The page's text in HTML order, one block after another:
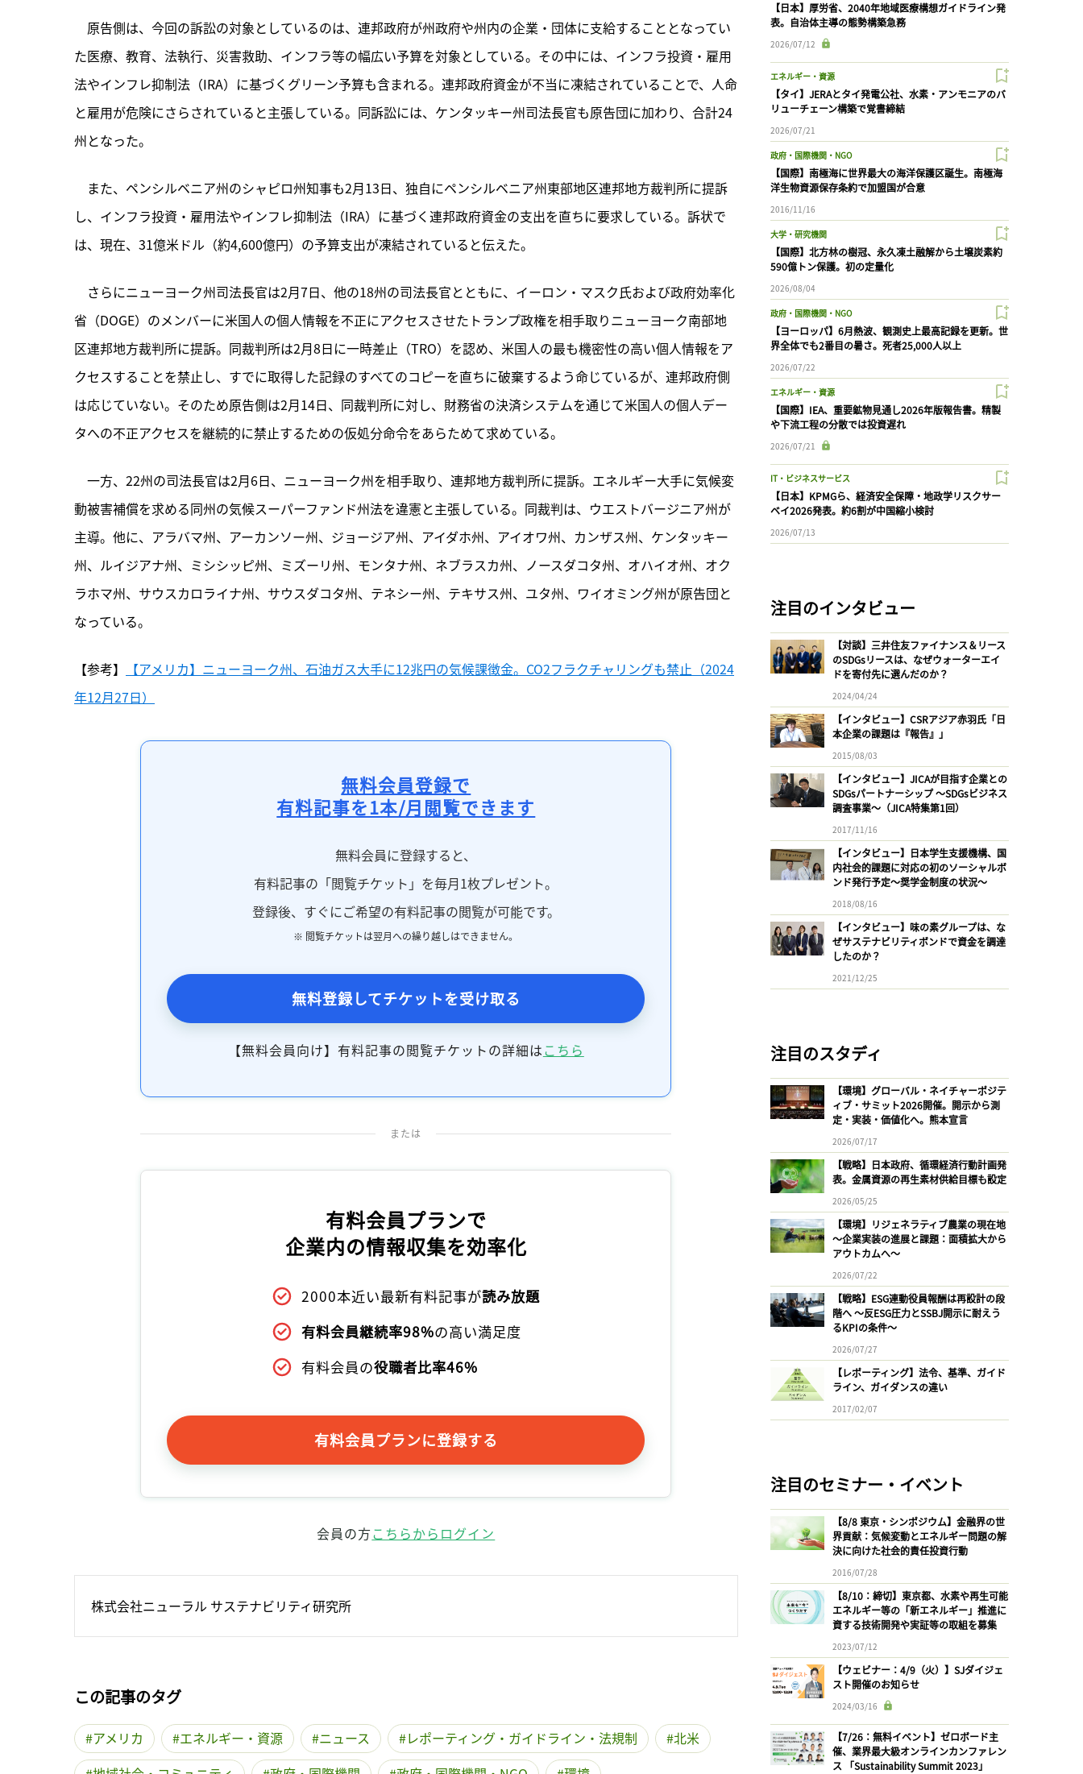
原告側は、今回の訴訟の対象としているのは、連邦政府が州政府や州内の企業・団体に支給することとなってい
た医療、教育、法執行、災害救助、インフラ等の幅広い予算を対象としている。その中には、インフラ投資・雇用
法やインフレ抑制法（IRA）に基づくグリーン予算も含まれる。連邦政府資金が不当に凍結されていることで、人命
と雇用が危険にさらされていると主張している。同訴訟には、ケンタッキー州司法長官も原告団に加わり、合計24
州となった。
また、ペンシルベニア州のシャピロ州知事も2月13日、独自にペンシルベニア州東部地区連邦地方裁判所に提訴
し、インフラ投資・雇用法やインフレ抑制法（IRA）に基づく連邦政府資金の支出を直ちに要求している。訴状で
は、現在、31億米ドル（約4,600億円）の予算支出が凍結されていると伝えた。
さらにニューヨーク州司法長官は2月7日、他の18州の司法長官とともに、イーロン・マスク氏および政府効率化
省（DOGE）のメンバーに米国人の個人情報を不正にアクセスさせたトランプ政権を相手取りニューヨーク南部地
区連邦地方裁判所に提訴。同裁判所は2月8日に一時差止（TRO）を認め、米国人の最も機密性の高い個人情報をア
クセスすることを禁止し、すでに取得した記録のすべてのコピーを直ちに破棄するよう命じているが、連邦政府側
は応じていない。そのため原告側は2月14日、同裁判所に対し、財務省の決済システムを通じて米国人の個人デー
タへの不正アクセスを継続的に禁止するための仮処分命令をあらためて求めている。
一方、22州の司法長官は2月6日、ニューヨーク州を相手取り、連邦地方裁判所に提訴。エネルギー大手に気候変
動被害補償を求める同州の気候スーパーファンド州法を違憲と主張している。同裁判は、ウエストバージニア州が
主導。他に、アラバマ州、アーカンソー州、ジョージア州、アイダホ州、アイオワ州、カンザス州、ケンタッキー
州、ルイジアナ州、ミシシッピ州、ミズーリ州、モンタナ州、ネブラスカ州、ノースダコタ州、オハイオ州、オク
ラホマ州、サウスカロライナ州、サウスダコタ州、テネシー州、テキサス州、ユタ州、ワイオミング州が原告団と
なっている。
【参考】
【アメリカ】ニューヨーク州、石油ガス大手に12兆円の気候課徴金。CO2フラクチャリングも禁止（2024
年12月27日）
無料会員登録で
有料記事を1本/月閲覧できます
無料会員に登録すると、
有料記事の「閲覧チケット」を毎月1枚プレゼント。
登録後、すぐにご希望の有料記事の閲覧が可能です。
※ 閲覧チケットは翌月への繰り越しはできません。
無料登録してチケットを受け取る
【無料会員向け】有料記事の閲覧チケットの詳細はこちら
または
有料会員プランで
企業内の情報収集を効率化
2000本近い最新有料記事が読み放題
有料会員継続率98%の高い満足度
有料会員の役職者比率46%
有料会員プランに登録する
会員の方こちらからログイン
株式会社ニューラル サステナビリティ研究所
この記事のタグ
アメリカ エネルギー・資源 ニュース レポーティング・ガイドライン・法規制
北米
【日本】厚労省、2040年地域医療構想ガイドライン発
表。自治体主導の態勢構築急務
2026/07/12
エネルギー・資源
【タイ】JERAとタイ発電公社、水素・アンモニアのバ
リューチェーン構築で覚書締結
2026/07/21
政府・国際機関・NGO
【国際】南極海に世界最大の海洋保護区誕生。南極海
洋生物資源保存条約で加盟国が合意
2016/11/16
大学・研究機関
【国際】北方林の樹冠、永久凍土融解から土壌炭素約
590億トン保護。初の定量化
2026/08/04
政府・国際機関・NGO
【ヨーロッパ】6月熱波、観測史上最高記録を更新。世
界全体でも2番目の暑さ。死者25,000人以上
2026/07/22
エネルギー・資源
【国際】IEA、重要鉱物見通し2026年版報告書。精製
や下流工程の分散では投資遅れ
2026/07/21
IT・ビジネスサービス
【日本】KPMGら、経済安全保障・地政学リスクサー
ベイ2026発表。約6割が中国縮小検討
2026/07/13
注目のインタビュー
【対談】三井住友ファイナンス＆リース
のSDGsリースは、なぜウォーターエイ
ドを寄付先に選んだのか？
2024/04/24
【インタビュー】CSRアジア赤羽氏「日
本企業の課題は『報告』」
2015/08/03
【インタビュー】JICAが目指す企業との
SDGsパートナーシップ 〜SDGsビジネス
調査事業〜（JICA特集第1回）
2017/11/16
【インタビュー】日本学生支援機構、国
内社会的課題に対応の初のソーシャルボ
ンド発行予定〜奨学金制度の状況〜
2018/08/16
【インタビュー】味の素グループは、な
ぜサステナビリティボンドで資金を調達
したのか？
2021/12/25
注目のスタディ
【環境】グローバル・ネイチャーポジテ
ィブ・サミット2026開催。開示から測
定・実装・価値化へ。熊本宣言
2026/07/17
【戦略】日本政府、循環経済行動計画発
表。金属資源の再生素材供給目標も設定
2026/05/25
【環境】リジェネラティブ農業の現在地
〜企業実装の進展と課題：面積拡大から
アウトカムへ〜
2026/07/22
【戦略】ESG連動役員報酬は再設計の段
階へ 〜反ESG圧力とSSBJ開示に耐えう
るKPIの条件〜
2026/07/27
【レポーティング】法令、基準、ガイド
ライン、ガイダンスの違い
2017/02/07
注目のセミナー・イベント
【8/8 東京・シンポジウム】金融界の世
界貢献：気候変動とエネルギー問題の解
決に向けた社会的責任投資行動
2016/07/28
【8/10：締切】東京都、水素や再生可能
エネルギー等の「新エネルギー」推進に
資する技術開発や実証等の取組を募集
2023/07/12
【ウェビナー：4/9（火）】SJダイジェ
スト開催のお知らせ
2024/03/16
【7/26：無料イベント】ゼロボード主
催、業界最大級オンラインカンファレン
ス 「Sustainability Summit 2023」
ログイン